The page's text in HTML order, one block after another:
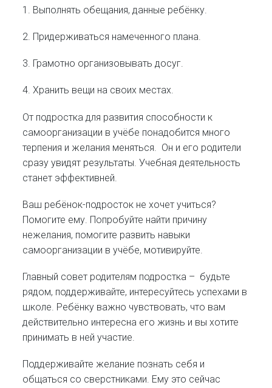
1. Выполнять обещания, данные ребёнку.
2. Придерживаться намеченного плана.
3. Грамотно организовывать досуг.
4. Хранить вещи на своих местах.
От подростка для развития способности к
самоорганизации в учёбе понадобится много
терпения и желания меняться. Он и его родители
сразу увидят результаты. Учебная деятельность
станет эффективней.
Ваш ребёнок-подросток не хочет учиться?
Помогите ему. Попробуйте найти причину
нежелания, помогите развить навыки
самоорганизации в учёбе, мотивируйте.
Главный совет родителям подростка – будьте
рядом, поддерживайте, интересуйтесь успехами в
школе. Ребёнку важно чувствовать, что вам
действительно интересна его жизнь и вы хотите
принимать в ней участие.
Поддерживайте желание познать себя и
общаться со сверстниками. Ему это сейчас